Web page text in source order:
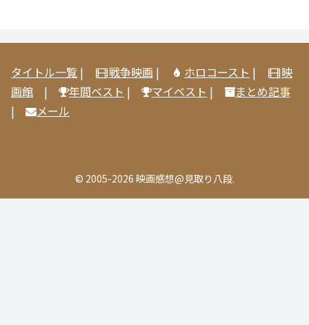
タイトル一覧 | 戦争映画 | ホロコースト |
映
画館 | 年間ベスト | マイベスト |
まとめ記事
|
メール
© 2005-2026 映画感想@見取り八段.